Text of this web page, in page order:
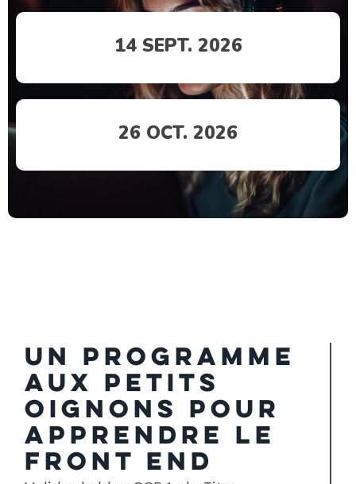
14 SEPT. 2026
26 OCT. 2026
Un programme
aux petits
oignons pour
apprendre le
FRONT END